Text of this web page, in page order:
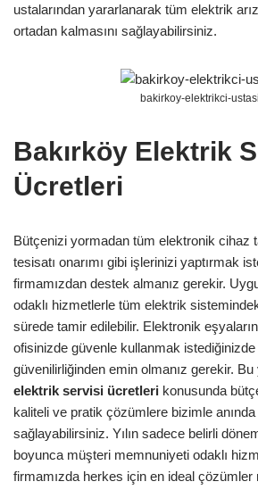
ustalarından yararlanarak tüm elektrik
ortadan kalmasını sağlayabilirsiniz.
bakirkoy-elektrikci-ustasi
Bakırköy Elektrik
Ücretleri
Bütçenizi yormadan tüm elektronik cihaz
tesisatı onarımı gibi işlerinizi yaptırmak
firmamızdan destek almanız gerekir.
odaklı hizmetlerle tüm elektrik
sürede tamir edilebilir. Elektronik
ofisinizde güvenle kullanmak
güvenilirliğinden emin olmanız gerekir.
elektrik servisi ücretleri konusunda
kaliteli ve pratik çözümlere bizimle anında
sağlayabilirsiniz. Yılın sadece belirli
boyunca müşteri memnuniyeti odaklı
firmamızda herkes için en ideal çözümler